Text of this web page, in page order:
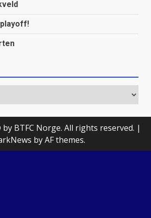
BTFC Norge. All rights reserved. |
by AF themes.